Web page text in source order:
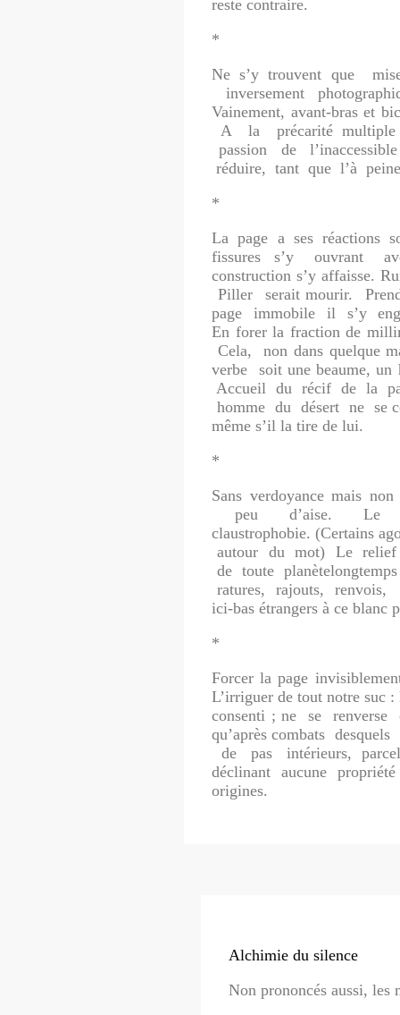
reste contraire.
*
Ne s’y trouvent que
inversement
Vainement, avant-bras et
A la précarité multiple
passion de
réduire, tant que l’à
*
La page a ses réactions
fissures s’y ouvrant
construction s’y affaisse.
Piller serait mourir.
page immobile il s’y
En forer la fraction de
Cela, non dans quelque
verbe soit une beaume, un
Accueil du récif de la
homme du désert ne se
même s’il la tire de lui.
*
Sans verdoyance mais
peu d’aise. Le
claustrophobie. (Certains
autour du mot) Le relief
de toute
ratures, rajouts,
ici-bas étrangers à ce blanc
*
Forcer la page
L’irriguer de tout notre suc
consenti ; ne se
qu’après combats
de pas intérieurs,
déclinant aucune
origines.
Alchimie du silence
Non prononcés aussi, les